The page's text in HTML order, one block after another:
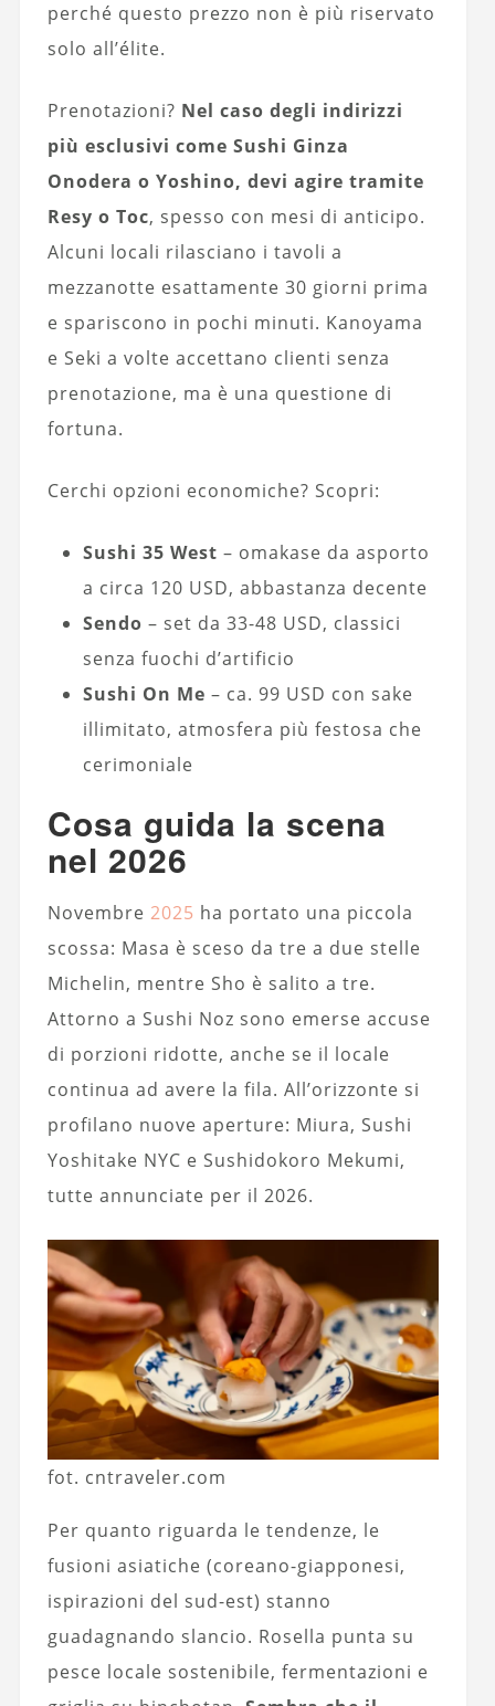
perché questo prezzo non è più riservato
solo all’élite.
Prenotazioni? Nel caso degli indirizzi
più esclusivi come Sushi Ginza
Onodera o Yoshino, devi agire tramite
Resy o Toc, spesso con mesi di anticipo.
Alcuni locali rilasciano i tavoli a
mezzanotte esattamente 30 giorni prima
e spariscono in pochi minuti. Kanoyama
e Seki a volte accettano clienti senza
prenotazione, ma è una questione di
fortuna.
Cerchi opzioni economiche? Scopri:
Sushi 35 West – omakase da asporto
a circa 120 USD, abbastanza decente
Sendo – set da 33-48 USD, classici
senza fuochi d’artificio
Sushi On Me – ca. 99 USD con sake
illimitato, atmosfera più festosa che
cerimoniale
Cosa guida la scena
nel 2026
Novembre 2025 ha portato una piccola
scossa: Masa è sceso da tre a due stelle
Michelin, mentre Sho è salito a tre.
Attorno a Sushi Noz sono emerse accuse
di porzioni ridotte, anche se il locale
continua ad avere la fila. All’orizzonte si
profilano nuove aperture: Miura, Sushi
Yoshitake NYC e Sushidokoro Mekumi,
tutte annunciate per il 2026.
fot. cntraveler.com
Per quanto riguarda le tendenze, le
fusioni asiatiche (coreano-giapponesi,
ispirazioni del sud-est) stanno
guadagnando slancio. Rosella punta su
pesce locale sostenibile, fermentazioni e